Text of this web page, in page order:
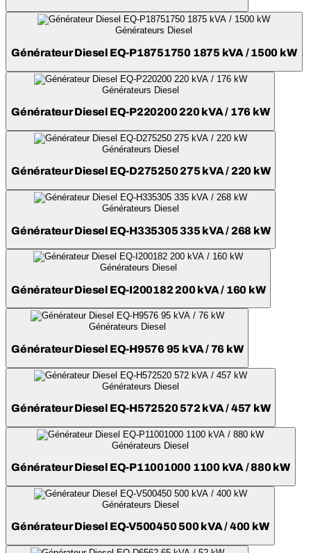
Générateurs Diesel
Générateur Diesel EQ-P18751750 1875 kVA / 1500 kW
Générateurs Diesel
Générateur Diesel EQ-P220200 220 kVA / 176 kW
Générateurs Diesel
Générateur Diesel EQ-D275250 275 kVA / 220 kW
Générateurs Diesel
Générateur Diesel EQ-H335305 335 kVA / 268 kW
Générateurs Diesel
Générateur Diesel EQ-I200182 200 kVA / 160 kW
Générateurs Diesel
Générateur Diesel EQ-H9576 95 kVA / 76 kW
Générateurs Diesel
Générateur Diesel EQ-H572520 572 kVA / 457 kW
Générateurs Diesel
Générateur Diesel EQ-P11001000 1100 kVA / 880 kW
Générateurs Diesel
Générateur Diesel EQ-V500450 500 kVA / 400 kW